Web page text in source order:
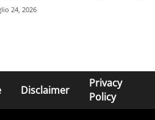
24, 2026
Disclaimer
Privacy
Policy